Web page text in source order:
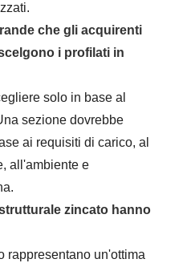
che gli acquirenti
i profilati in
solo in base al
sezione dovrebbe
ai requisiti di carico, al
all'ambiente e
zincato hanno
rappresentano un'ottima